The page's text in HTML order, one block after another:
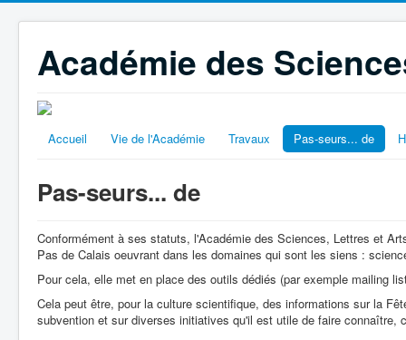
Académie des
Accueil Vie de l'Académie Travaux Pas-seurs... de
Pas-seurs... de
Conformément à ses statuts, l'Académie des Sciences, Lettres et
Pas de Calais oeuvrant dans les domaines qui sont les siens :
Pour cela, elle met en place des outils dédiés (par exemple mailing
Cela peut être, pour la culture scientifique, des informations sur la
subvention et sur diverses initiatives qu'il est utile de faire connaître,